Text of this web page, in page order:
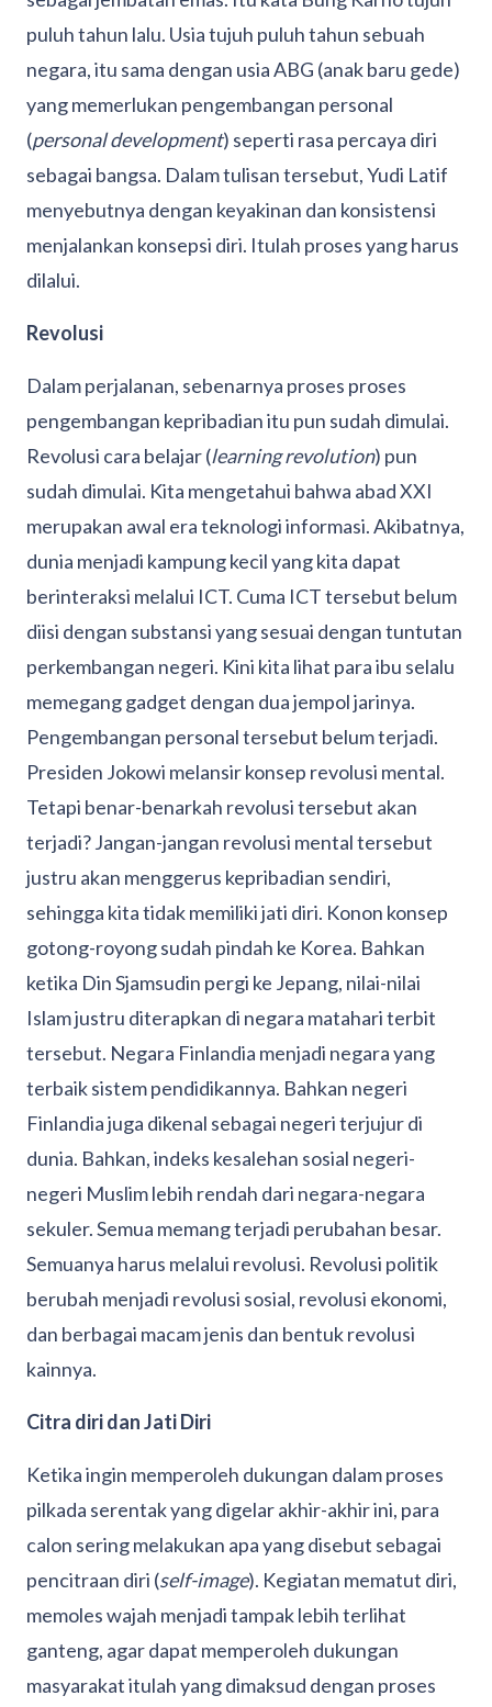
puluh tahun lalu. Usia tujuh puluh tahun sebuah
negara, itu sama dengan usia ABG (anak baru gede)
yang memerlukan pengembangan personal
(personal development) seperti rasa percaya diri
sebagai bangsa. Dalam tulisan tersebut, Yudi Latif
menyebutnya dengan keyakinan dan konsistensi
menjalankan konsepsi diri. Itulah proses yang harus
dilalui.
Revolusi
Dalam perjalanan, sebenarnya proses proses
pengembangan kepribadian itu pun sudah dimulai.
Revolusi cara belajar (learning revolution) pun
sudah dimulai. Kita mengetahui bahwa abad XXI
merupakan awal era teknologi informasi. Akibatnya,
dunia menjadi kampung kecil yang kita dapat
berinteraksi melalui ICT. Cuma ICT tersebut belum
diisi dengan substansi yang sesuai dengan tuntutan
perkembangan negeri. Kini kita lihat para ibu selalu
memegang gadget dengan dua jempol jarinya.
Pengembangan personal tersebut belum terjadi.
Presiden Jokowi melansir konsep revolusi mental.
Tetapi benar-benarkah revolusi tersebut akan
terjadi? Jangan-jangan revolusi mental tersebut
justru akan menggerus kepribadian sendiri,
sehingga kita tidak memiliki jati diri. Konon konsep
gotong-royong sudah pindah ke Korea. Bahkan
ketika Din Sjamsudin pergi ke Jepang, nilai-nilai
Islam justru diterapkan di negara matahari terbit
tersebut. Negara Finlandia menjadi negara yang
terbaik sistem pendidikannya. Bahkan negeri
Finlandia juga dikenal sebagai negeri terjujur di
dunia. Bahkan, indeks kesalehan sosial negeri-
negeri Muslim lebih rendah dari negara-negara
sekuler. Semua memang terjadi perubahan besar.
Semuanya harus melalui revolusi. Revolusi politik
berubah menjadi revolusi sosial, revolusi ekonomi,
dan berbagai macam jenis dan bentuk revolusi
kainnya.
Citra diri dan Jati Diri
Ketika ingin memperoleh dukungan dalam proses
pilkada serentak yang digelar akhir-akhir ini, para
calon sering melakukan apa yang disebut sebagai
pencitraan diri (self-image). Kegiatan mematut diri,
memoles wajah menjadi tampak lebih terlihat
ganteng, agar dapat memperoleh dukungan
masyarakat itulah yang dimaksud dengan proses